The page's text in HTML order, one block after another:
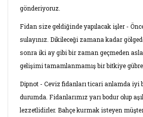
gönderiyoruz.
Fidan size geldiğinde yapılacak işler -
sulayınız. Dikileceği zamana kadar
sonra iki ay gibi bir zaman geçmeden
gelişimi tamamlanmamış bir bitkiye gübre
Dipnot - Ceviz fidanları ticari anlamda iyi
durumda. Fidanlarımız yarı bodur olup
lezzetlidirler. Bahçe kurmak isteyen